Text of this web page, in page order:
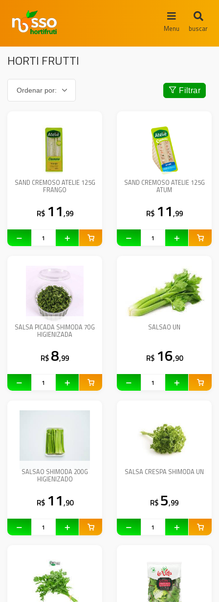
Menu buscar
HORTI FRUTTI
Filtrar
SAND CREMOSO ATELIE 125G
FRANGO
R$ 11,99
SAND CREMOSO ATELIE 125G
ATUM
R$ 11,99
SALSA PICADA SHIMODA 70G
HIGIENIZADA
R$ 8,99
SALSAO UN
R$ 16,90
SALSAO SHIMODA 200G
HIGIENIZADO
R$ 11,90
SALSA CRESPA SHIMODA UN
R$ 5,99